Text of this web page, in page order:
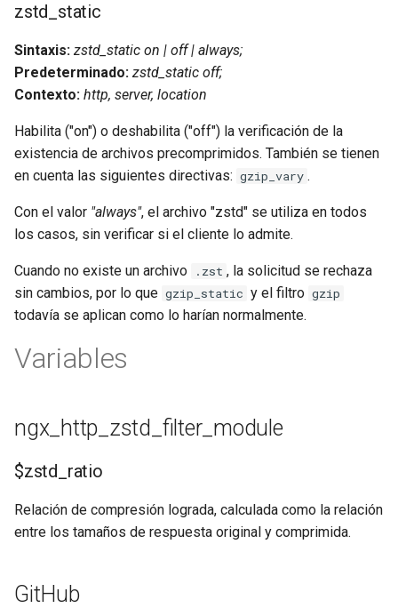
redis-ratelimit
redis-util
repl
requests
router
rsa
shell
smtp
zstd_static
Sintaxis: zstd_static on | off | always;
Predeterminado: zstd_static off;
Contexto: http, server, location
Habilita ("on") o deshabilita ("off") la verificación de la
existencia de archivos precomprimidos. También se tienen
en cuenta las siguientes directivas: gzip_vary .
Con el valor "always", el archivo "zstd" se utiliza en todos
los casos, sin verificar si el cliente lo admite.
Cuando no existe un archivo .zst , la solicitud se rechaza
sin cambios, por lo que gzip_static y el filtro gzip
todavía se aplican como lo harían normalmente.
Variables
ngx_http_zstd_filter_module
$zstd_ratio
Relación de compresión lograda, calculada como la relación
entre los tamaños de respuesta original y comprimida.
GitHub